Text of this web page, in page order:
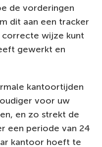
de vorderingen
dit aan een tracker
wijze kunt
gewerkt en
kantoortijden
voor uw
en zo strekt de
een periode van 24
kantoor hoeft te